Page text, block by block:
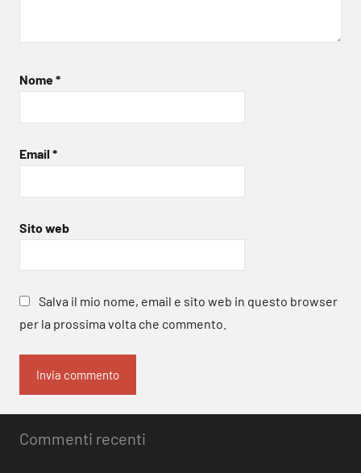
Nome*
Email *
Sito web
Salva il mio nome, email e sito web in questo browser
per la prossima volta che commento.
Commenti recenti